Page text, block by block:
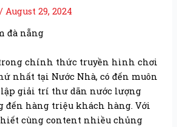
/ August 29, 2024
đà nẵng
chính thức truyền hình chơi
nhất tại Nước Nhà, có đến muôn
giải trí thư dãn nước lượng
đến hàng triệu khách hàng. Với
cùng content nhiều chủng